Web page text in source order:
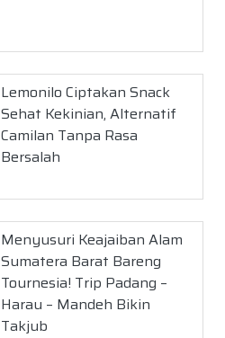
Lemonilo Ciptakan Snack
Sehat Kekinian, Alternatif
Camilan Tanpa Rasa
Bersalah
Menyusuri Keajaiban Alam
Sumatera Barat Bareng
Tournesia! Trip Padang –
Harau – Mandeh Bikin
Takjub